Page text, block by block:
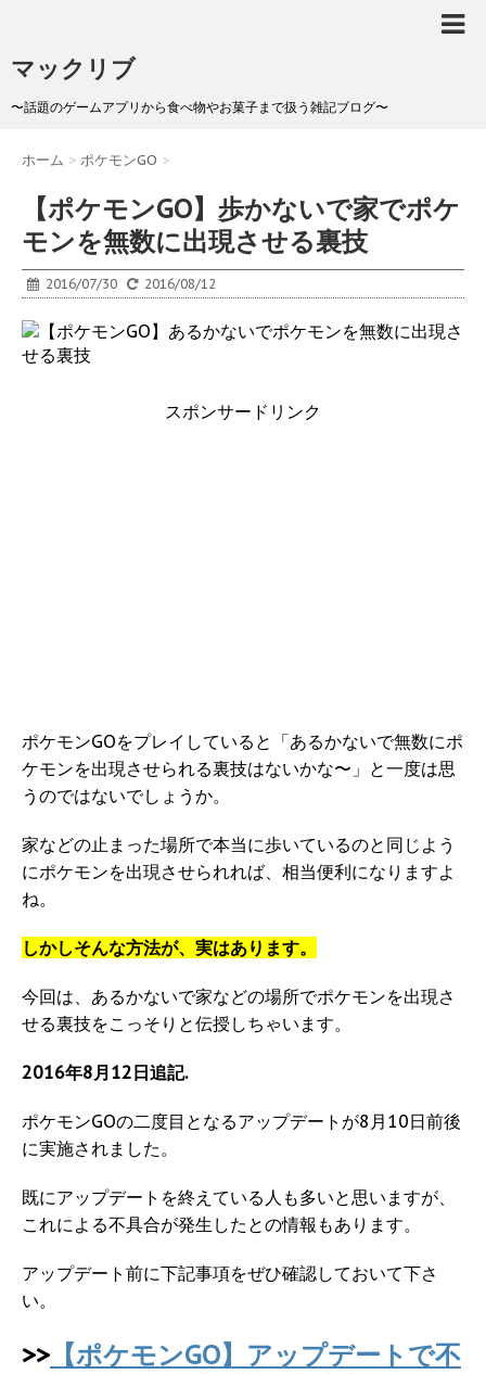
マックリブ
〜話題のゲームアプリから食べ物やお菓子まで扱う雑記ブログ〜
ホーム > ポケモンGO >
【ポケモンGO】歩かないで家でポケ
モンを無数に出現させる裏技
2016/07/30 2016/08/12
スポンサードリンク
ポケモンGOをプレイしていると「あるかないで無数にポ
ケモンを出現させられる裏技はないかな〜」と一度は思
うのではないでしょうか。
家などの止まった場所で本当に歩いているのと同じよう
にポケモンを出現させられれば、相当便利になりますよ
ね。
しかしそんな方法が、実はあります。
今回は、あるかないで家などの場所でポケモンを出現さ
せる裏技をこっそりと伝授しちゃいます。
2016年8月12日追記.
ポケモンGOの二度目となるアップデートが8月10日前後
に実施されました。
既にアップデートを終えている人も多いと思いますが、
これによる不具合が発生したとの情報もあります。
アップデート前に下記事項をぜひ確認しておいて下さ
い。
>> 【ポケモンGO】アップデートで不